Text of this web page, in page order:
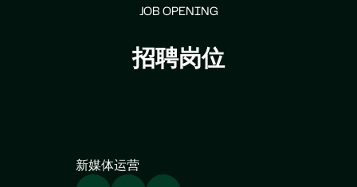
JOB OPENING
招聘岗位
新媒体运营